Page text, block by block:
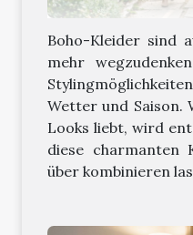
Boho-Kleider sind
mehr
Wetter und Saison.
Looks liebt, wird
diese charmanten
über kombinieren